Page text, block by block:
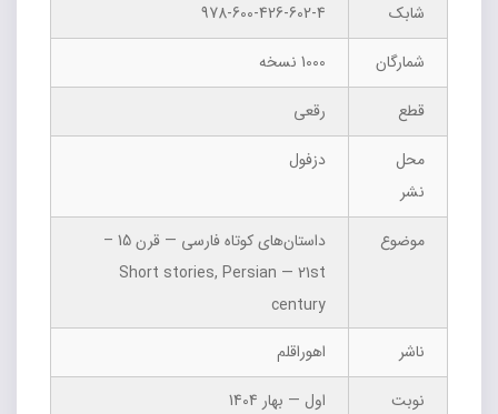
شابک
‭978-600-426-602-4
شمارگان
1000 نسخه
قطع
رقعی
محل
نشر
دزفول
موضوع
داستان‌های کوتاه فارسی — قرن 15 –
Short stories, Persian — 21st
century
ناشر
اهوراقلم
نوبت
اول — بهار 1404